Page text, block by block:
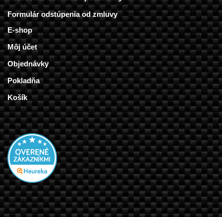
Formulár odstúpenia od zmluvy
E-shop
Môj účet
Objednávky
Pokladňa
Košík